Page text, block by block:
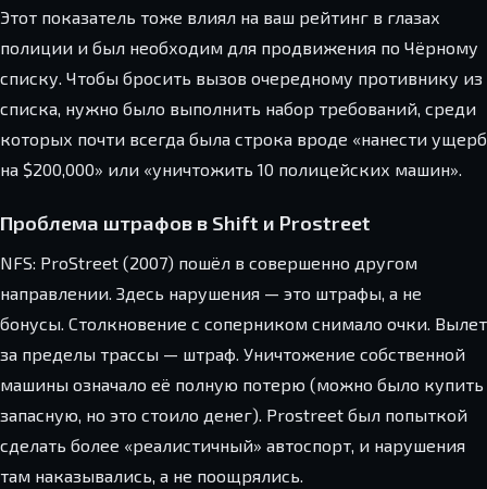
Этот показатель тоже влиял на ваш рейтинг в глазах
полиции и был необходим для продвижения по Чёрному
списку. Чтобы бросить вызов очередному противнику из
списка, нужно было выполнить набор требований, среди
которых почти всегда была строка вроде «нанести ущерб
на $200,000» или «уничтожить 10 полицейских машин».
Проблема штрафов в Shift и Prostreet
NFS: ProStreet (2007) пошёл в совершенно другом
направлении. Здесь нарушения — это штрафы, а не
бонусы. Столкновение с соперником снимало очки. Вылет
за пределы трассы — штраф. Уничтожение собственной
машины означало её полную потерю (можно было купить
запасную, но это стоило денег). Prostreet был попыткой
сделать более «реалистичный» автоспорт, и нарушения
там наказывались, а не поощрялись.